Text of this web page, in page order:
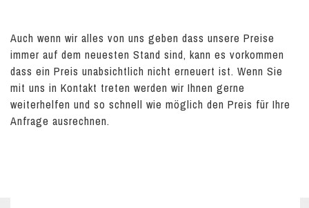
Auch wenn wir alles von uns geben dass unsere Preise
immer auf dem neuesten Stand sind, kann es vorkommen
dass ein Preis unabsichtlich nicht erneuert ist. Wenn Sie
mit uns in Kontakt treten werden wir Ihnen gerne
weiterhelfen und so schnell wie möglich den Preis für Ihre
Anfrage ausrechnen.